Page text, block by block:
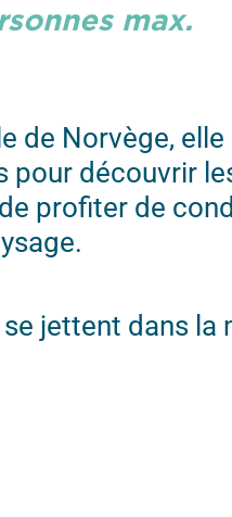
max.
de Norvège,
pour découvrir
profiter de
jettent dans la